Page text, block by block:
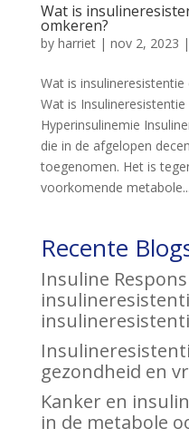
Wat is
omkeren?
by harriet| nov 2, 2023 |
Wat is
Wat is Insulineresistentie
Hyperinsulinemie
die in de afgelopen
toegenomen. Het is
voorkomende metabole...
Recente
Insuline
gezondheid en
Kanker en
in de metabole